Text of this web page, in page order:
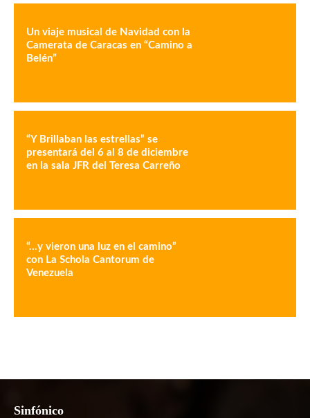
Un viaje musical de Navidad con la
Camerata de Caracas en “Camino a
Belén”
“Y Brillaban las estrellas” se
presentará del 6 al 8 de diciembre
en la sala JFR del Teresa Carreño
“…y vieron una luz en el camino”
con La Schola Cantorum de
Venezuela
Sinfónico